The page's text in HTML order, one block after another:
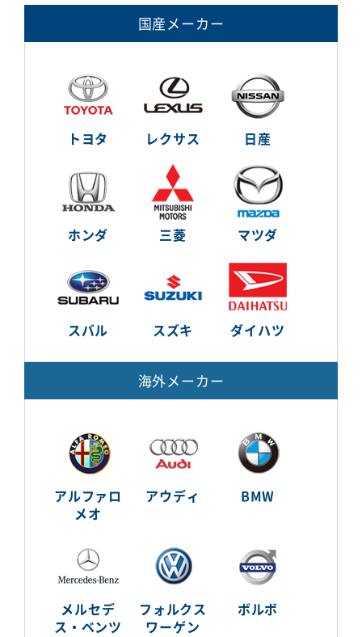
国産メーカー
トヨタ レクサス 日産
ホンダ 三菱 マツダ
スバル スズキ ダイハツ
海外メーカー
アルファロ
メオ
アウディ BMW
メルセデ
ス・ベンツ
フォルクス
ワーゲン
ボルボ